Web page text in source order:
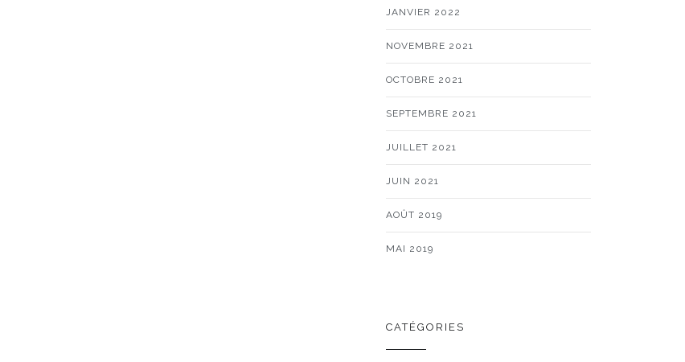
JANVIER 2022
NOVEMBRE 2021
OCTOBRE 2021
SEPTEMBRE 2021
JUILLET 2021
JUIN 2021
AOÛT 2019
MAI 2019
CATÉGORIES